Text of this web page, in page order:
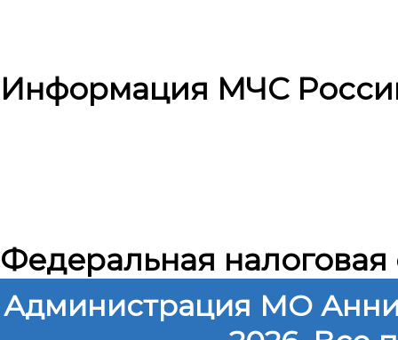
Информация МЧС
Федеральная налоговая
Администрация МО